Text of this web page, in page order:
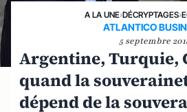
A LA UNE›DÉCRYPTAGES›
ATLANTICO
5 septembre
Argentine, Turquie,
quand la
dépend de la